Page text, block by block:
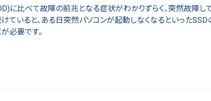
に比べて故障の前兆となる症状がわかりずらく、突然故障し
ていると、ある日突然パソコンが起動しなくなるといった
必要です。